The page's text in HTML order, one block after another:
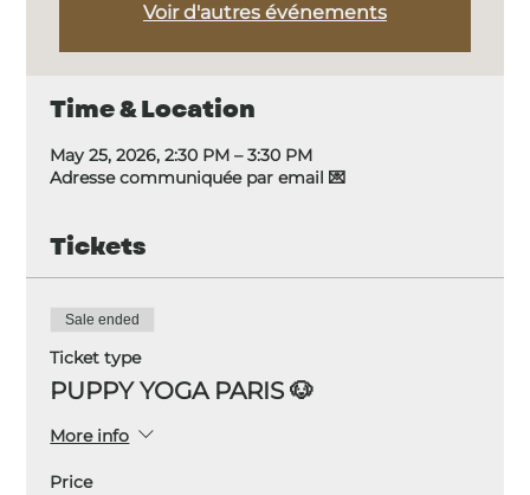
Voir d'autres événements
Time & Location
May 25, 2026, 2:30 PM – 3:30 PM
Adresse communiquée par email 💌
Tickets
Sale ended
Ticket type
PUPPY YOGA PARIS 🐶
More info
Price